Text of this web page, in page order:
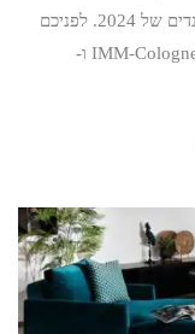
לבצע ריענון לסלון הישן, חשוב שתכירו את הטרנדים של 2024. לפניכם
הסיכום שלנו של מה שראינו בתערוכות העיצוב IMM-Cologne ו-